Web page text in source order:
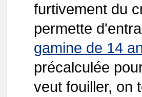
furtivement du
permette
gamine de 14
précalculée
veut fouiller, on